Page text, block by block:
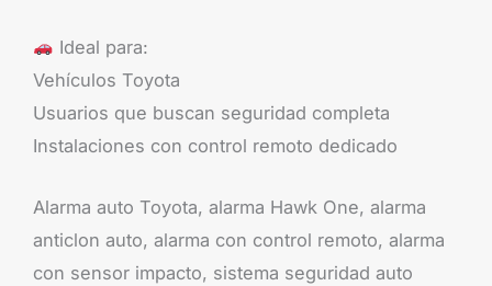
Ideal para:
Vehículos Toyota
Usuarios que buscan seguridad completa
Instalaciones con control remoto dedicado
Alarma auto Toyota, alarma Hawk One, alarma
anticlon auto, alarma con control remoto, alarma
con sensor impacto, sistema seguridad auto